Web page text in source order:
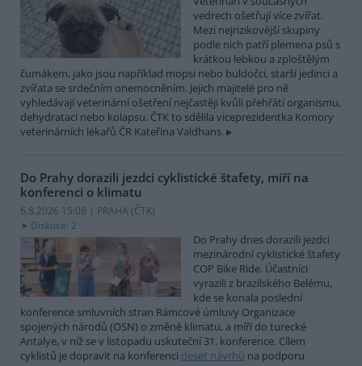
vedrech ošetřují více zvířat.
Mezi nejrizikovější skupiny
podle nich patří plemena psů s
krátkou lebkou a zploštělým
čumákem, jako jsou například mopsi nebo buldočci, starší jedinci a
zvířata se srdečním onemocněním. Jejich majitelé pro ně
vyhledávají veterinární ošetření nejčastěji kvůli přehřátí organismu,
dehydrataci nebo kolapsu. ČTK to sdělila viceprezidentka Komory
veterinárních lékařů ČR Kateřina Valdhans.
Do Prahy dorazili jezdci cyklistické štafety, míří na
konferenci o klimatu
6.8.2026 15:08 | PRAHA (ČTK)
Diskuse: 2
Do Prahy dnes dorazili jezdci
mezinárodní cyklistické štafety
COP Bike Ride. Účastníci
vyrazili z brazilského Belému,
kde se konala poslední
konference smluvních stran Rámcové úmluvy Organizace
spojených národů (OSN) o změně klimatu, a míří do turecké
Antalye, v níž se v listopadu uskuteční 31. konference. Cílem
cyklistů je dopravit na konferenci deset návrhů na podporu